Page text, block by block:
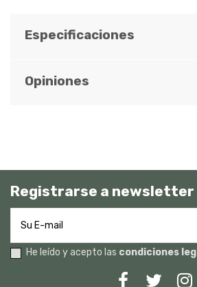
Especificaciones
Opiniones
Registrarse a newsletter
He leído y acepto las condiciones